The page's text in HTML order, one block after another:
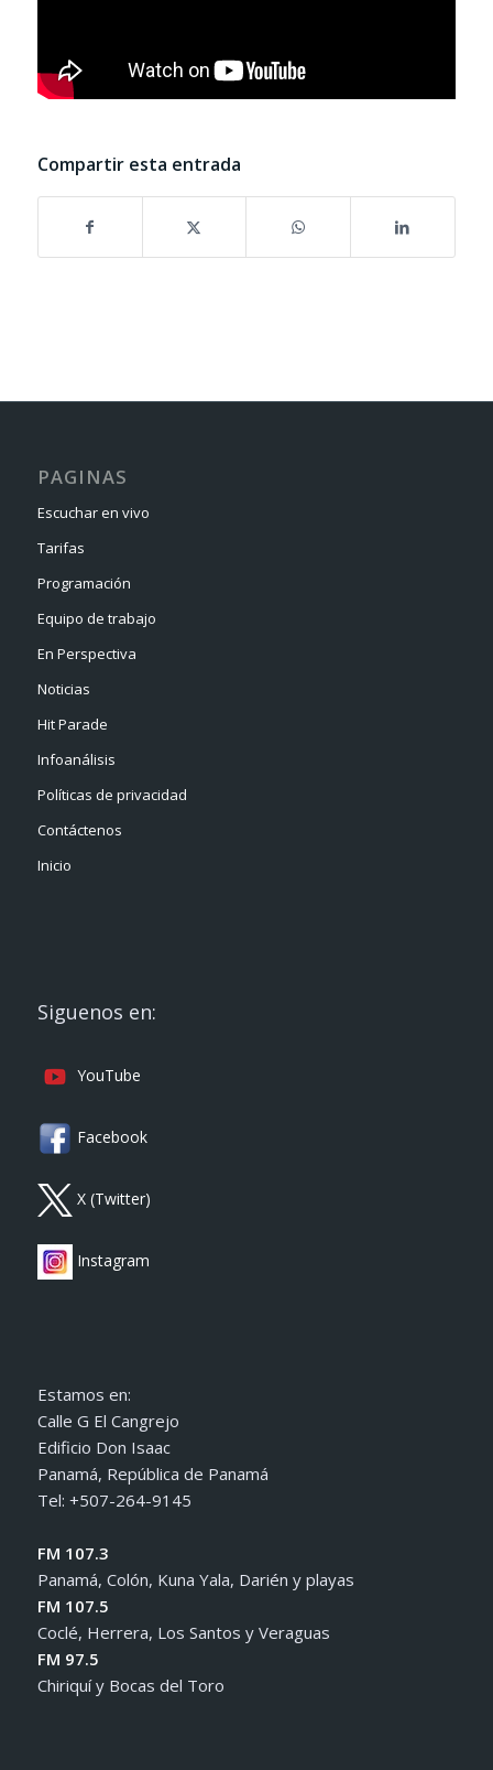
Compartir esta entrada
PAGINAS
Escuchar en vivo
Tarifas
Programación
Equipo de trabajo
En Perspectiva
Noticias
Hit Parade
Infoanálisis
Políticas de privacidad
Contáctenos
Inicio
Siguenos en:
YouTube
Facebook
X (Twitter)
Instagram
Estamos en:
Calle G El Cangrejo
Edificio Don Isaac
Panamá, República de Panamá
Tel: +507-264-9145
FM 107.3
Panamá, Colón, Kuna Yala, Darién y playas
FM 107.5
Coclé, Herrera, Los Santos y Veraguas
FM 97.5
Chiriquí y Bocas del Toro